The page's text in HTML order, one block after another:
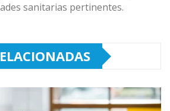
sanitarias pertinentes.